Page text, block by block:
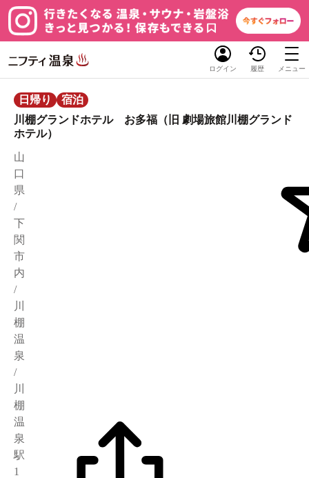
ログイン 履歴 メニュー
日帰り
宿泊
川棚グランドホテル お多福（旧 劇場旅館川棚グランド
ホテル）
山
口
県
/
下
関
市
内
/
川
棚
温
泉
/
川
棚
温
泉
駅
1